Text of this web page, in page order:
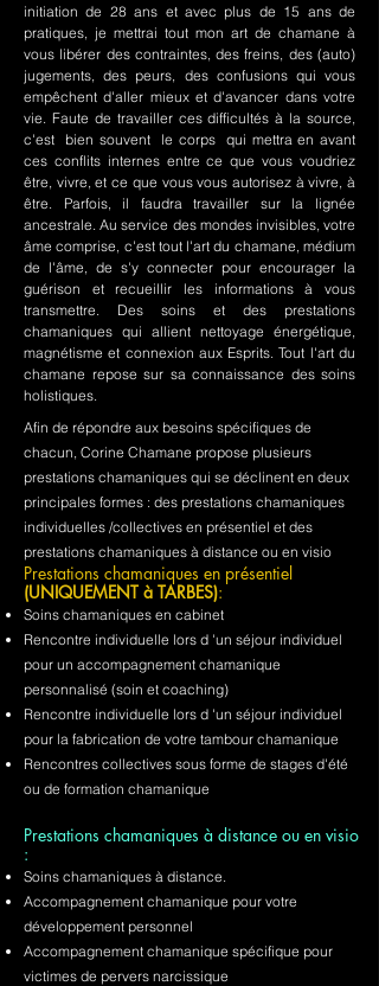
initiation de 28 ans et avec plus de 15 ans de
pratiques, je mettrai tout mon art de chamane à
vous libérer des contraintes, des freins, des (auto)
jugements, des peurs, des confusions qui vous
empêchent d'aller mieux et d'avancer dans votre
vie. Faute de travailler ces difficultés à la source,
c'est bien souvent le corps qui mettra en avant
ces conflits internes entre ce que vous voudriez
être, vivre, et ce que vous vous autorisez à vivre, à
être. Parfois, il faudra travailler sur la lignée
ancestrale. Au service des mondes invisibles, votre
âme comprise, c'est tout l'art du chamane, médium
de l'âme, de s'y connecter pour encourager la
guérison et recueillir les informations à vous
transmettre. Des soins et des prestations
chamaniques qui allient nettoyage énergétique,
magnétisme et connexion aux Esprits. Tout l'art du
chamane repose sur sa connaissance des soins
holistiques.
Afin de répondre aux besoins spécifiques de
chacun, Corine Chamane propose plusieurs
prestations chamaniques qui se déclinent en deux
principales formes : des prestations chamaniques
individuelles /collectives en présentiel et des
prestations chamaniques à distance ou en visio
Prestations chamaniques en présentiel
(UNIQUEMENT à TARBES):
Soins chamaniques en cabinet
Rencontre individuelle lors d 'un séjour individuel
pour un accompagnement chamanique
personnalisé (soin et coaching)
Rencontre individuelle lors d 'un séjour individuel
pour la fabrication de votre tambour chamanique
Rencontres collectives sous forme de stages d'été
ou de formation chamanique
Prestations chamaniques à distance ou en visio
:
Soins chamaniques à distance.
Accompagnement chamanique pour votre
développement personnel
Accompagnement chamanique spécifique pour
victimes de pervers narcissique